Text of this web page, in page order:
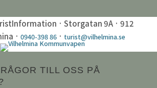
· Storgatan 9A · 912
·0940-398 86 · turist@vilhelmina.se
TILL OSS PÅ